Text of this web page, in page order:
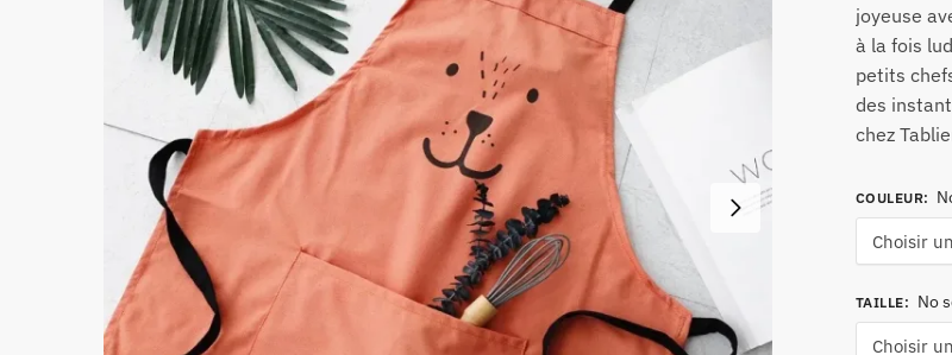
joyeuse
à la fois
petits
des
chez
COULEUR:
TAILLE: No